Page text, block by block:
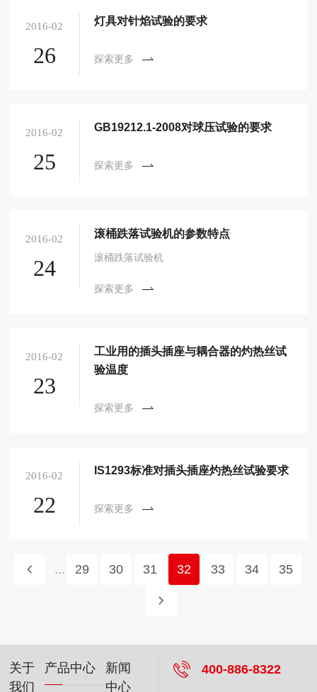
2016-02
26
灯具对针焰试验的要求
探索更多
2016-02
25
GB19212.1-2008对球压试验的要求
探索更多
2016-02
24
滚桶跌落试验机的参数特点
滚桶跌落试验机
探索更多
2016-02
23
工业用的插头插座与耦合器的灼热丝试
验温度
探索更多
2016-02
22
IS1293标准对插头插座灼热丝试验要求
探索更多
... 29 30 31 32 33 34 35
关于
我们
产品中心
新闻
中心
400-886-8322